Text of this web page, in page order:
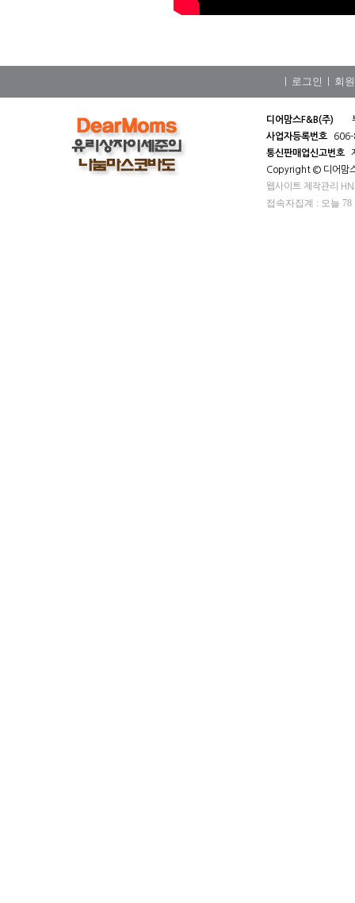
로그인 회
디어맘스F&B(주)
사업자등록번호
통신판매업신고번호
Copyright © 디어맘
웹사이트 제작관리
접속자집계 : 오늘 78